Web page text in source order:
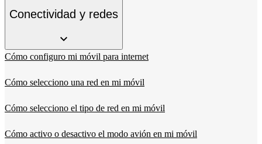
Conectividad y redes
Cómo configuro mi móvil para internet
Cómo selecciono una red en mi móvil
Cómo selecciono el tipo de red en mi móvil
Cómo activo o desactivo el modo avión en mi móvil